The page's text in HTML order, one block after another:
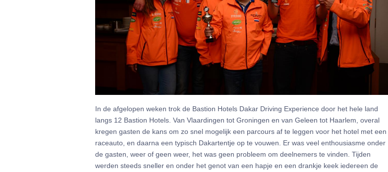
In de afgelopen weken trok de Bastion Hotels Dakar Driving Experience door het hele land
langs 12 Bastion Hotels. Van Vlaardingen tot Groningen en van Geleen tot Haarlem, overal
kregen gasten de kans om zo snel mogelijk een parcours af te leggen voor het hotel met een
raceauto, en daarna een typisch Dakartentje op te vouwen. Er was veel enthousiasme onder
de gasten, weer of geen weer, het was geen probleem om deelnemers te vinden. Tijden
werden steeds sneller en onder het genot van een hapje en een drankje keek iedereen de